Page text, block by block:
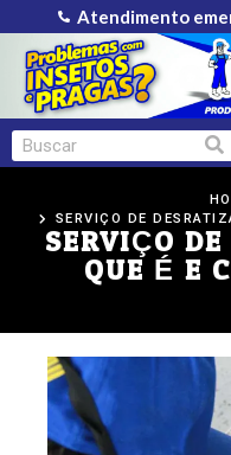
Atendimento
SERVIÇO DE
SERVIÇO
QUE É E